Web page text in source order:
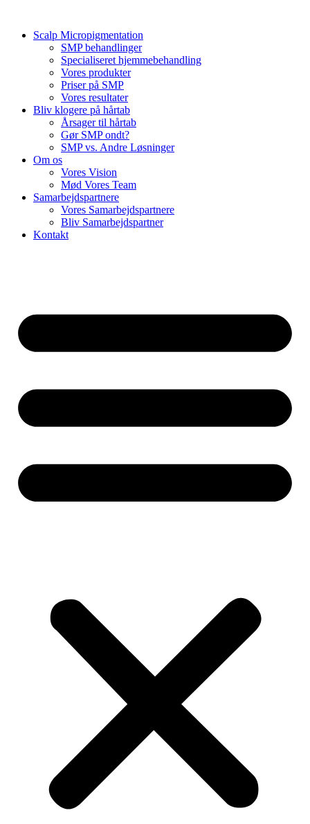
indholdScalp Micropigmentation
SMP behandlinger
Specialiseret hjemmebehandling
Vores produkter
Priser på SMP
Vores resultater
Bliv klogere på hårtab
Årsager til hårtab
Gør SMP ondt?
SMP vs. Andre Løsninger
Om os
Vores Vision
Mød Vores Team
Samarbejdspartnere
Vores Samarbejdspartnere
Bliv Samarbejdspartner
Kontakt